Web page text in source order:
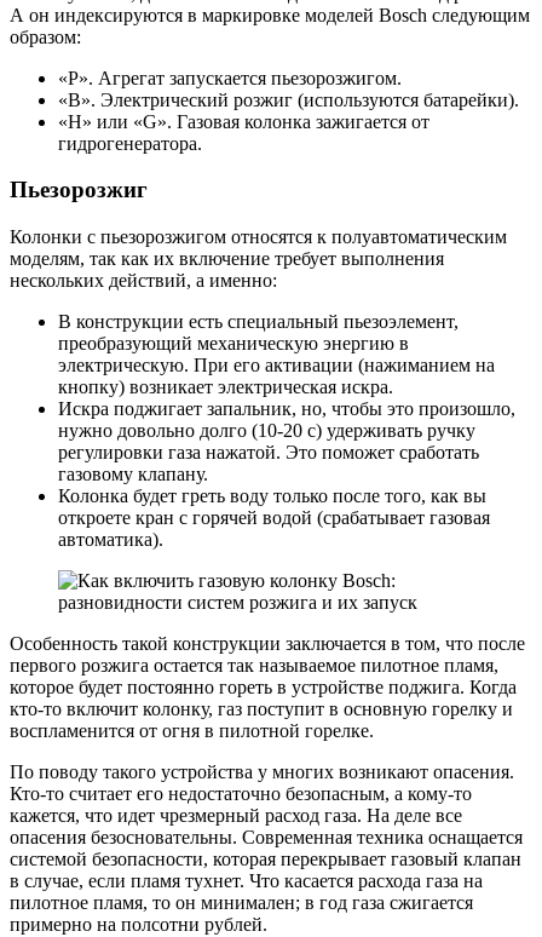
А он индексируются в маркировке моделей Bosch следующим
образом:
«P». Агрегат запускается пьезорозжигом.
«B». Электрический розжиг (используются батарейки).
«H» или «G». Газовая колонка зажигается от
гидрогенератора.
Пьезорозжиг
Колонки с пьезорозжигом относятся к полуавтоматическим
моделям, так как их включение требует выполнения
нескольких действий, а именно:
В конструкции есть специальный пьезоэлемент,
преобразующий механическую энергию в
электрическую. При его активации (нажиманием на
кнопку) возникает электрическая искра.
Искра поджигает запальник, но, чтобы это произошло,
нужно довольно долго (10-20 с) удерживать ручку
регулировки газа нажатой. Это поможет сработать
газовому клапану.
Колонка будет греть воду только после того, как вы
откроете кран с горячей водой (срабатывает газовая
автоматика).
Особенность такой конструкции заключается в том, что после
первого розжига остается так называемое пилотное пламя,
которое будет постоянно гореть в устройстве поджига. Когда
кто-то включит колонку, газ поступит в основную горелку и
воспламенится от огня в пилотной горелке.
По поводу такого устройства у многих возникают опасения.
Кто-то считает его недостаточно безопасным, а кому-то
кажется, что идет чрезмерный расход газа. На деле все
опасения безосновательны. Современная техника оснащается
системой безопасности, которая перекрывает газовый клапан
в случае, если пламя тухнет. Что касается расхода газа на
пилотное пламя, то он минимален; в год газа сжигается
примерно на полсотни рублей.